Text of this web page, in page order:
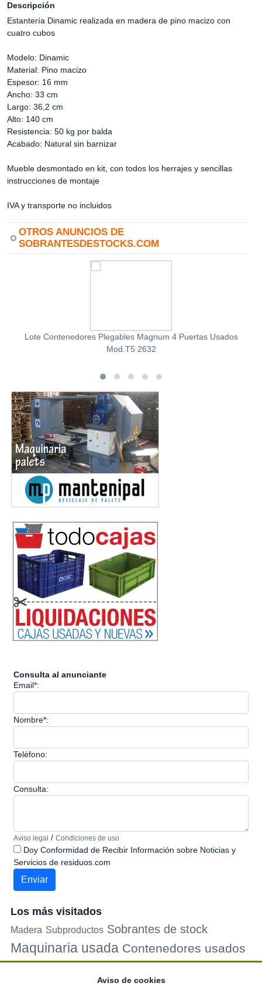
Descripción
Estantería Dinamic realizada en madera de pino macizo con
cuatro cubos
Modelo: Dinamic
Material: Pino macizo
Espesor: 16 mm
Ancho: 33 cm
Largo: 36,2 cm
Alto: 140 cm
Resistencia: 50 kg por balda
Acabado: Natural sin barnizar
Mueble desmontado en kit, con todos los herrajes y sencillas
instrucciones de montaje
IVA y transporte no incluidos
OTROS ANUNCIOS DE
SOBRANTESDESTOCKS.COM
Lote Contenedores Plegables Magnum 4 Puertas Usados
Mod.T5 2632
Consulta al anunciante
Email*:
Nombre*:
Teléfono:
Consulta:
Aviso legal / Condiciones de uso
Doy Conformidad de Recibir Información sobre Noticias y
Servicios de residuos.com
Los más visitados
Madera Subproductos Sobrantes de stock
Maquinaria usada Contenedores usados
Palets de plastico Electrodomesticos
Aviso de cookies